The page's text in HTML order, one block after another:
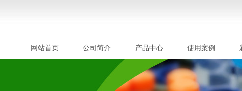
网站首页 公司简介 产品中心 使用案例